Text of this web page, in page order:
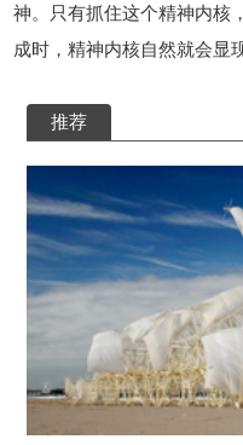
神。只有抓住这个精神内核
成时，精神内核自然就会显
推荐